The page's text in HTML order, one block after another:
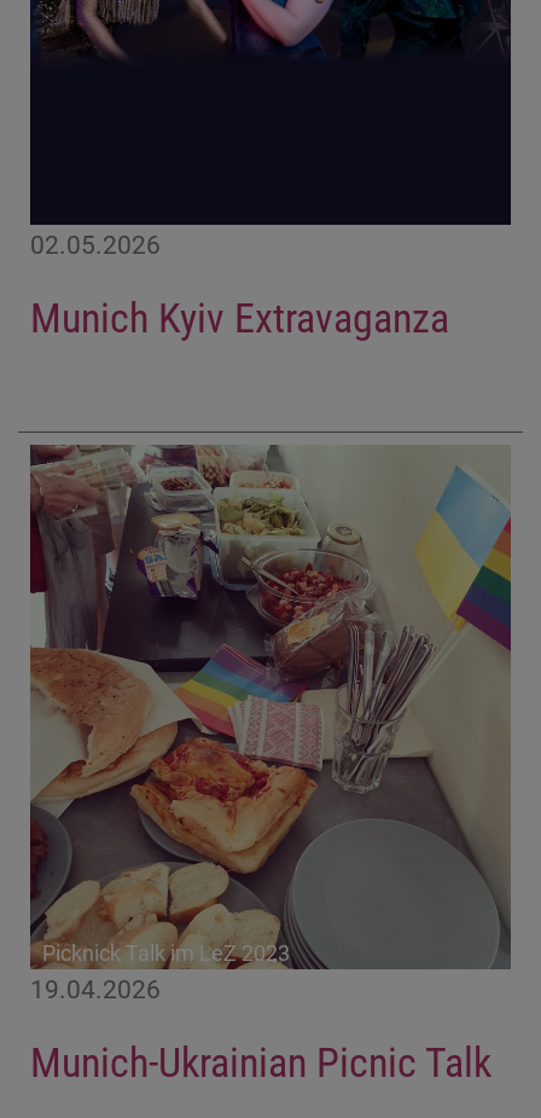
02.05.2026
Munich Kyiv Extravaganza
19.04.2026
Munich-Ukrainian Picnic Talk
Picknick Talk im LeZ 2023